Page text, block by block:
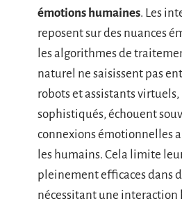
émotions humaines. Les
reposent sur des nuances
les algorithmes de
naturel ne saisissent pas
robots et assistants
sophistiqués, échouent
connexions émotionnelles
les humains. Cela limite
pleinement efficaces dans
nécessitant une interaction